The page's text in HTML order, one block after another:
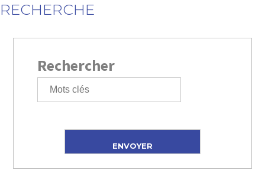
RECHERCHE
Rechercher